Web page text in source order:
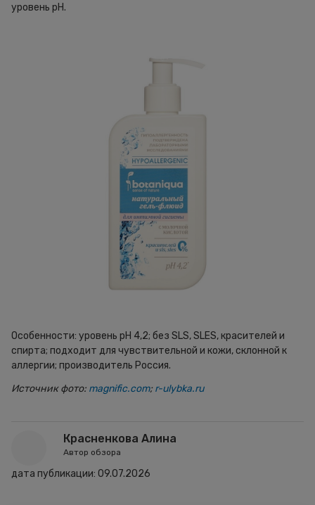
уровень pH.
Особенности: уровень pH 4,2; без SLS, SLES, красителей и
спирта; подходит для чувствительной и кожи, склонной к
аллергии; производитель Россия.
Источник фото: magnific.com; r-ulybka.ru
Красненкова Алина
Автор обзора
дата публикации: 09.07.2026